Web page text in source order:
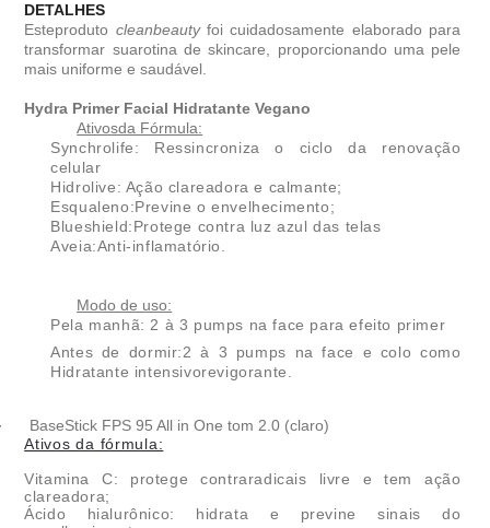
DETALHES
Esteproduto cleanbeautyfoi cuidadosamente elaborado para
transformar suarotina de skincare, proporcionando uma pele
mais uniforme e saudável.
Hydra Primer Facial Hidratante Vegano
Ativosda Fórmula:
Synchrolife: Ressincroniza o ciclo da renovação
celular
Hidrolive: Ação clareadora e calmante;
Esqualeno:Previne o envelhecimento;
Blueshield:Protege contra luz azul das telas
Aveia:Anti-inflamatório.
Modo de uso:
Pela manhã: 2 à 3 pumps na face para efeito primer
Antes de dormir:2 à 3 pumps na face e colo como
Hidratante intensivorevigorante.
BaseStick FPS 95 All in One tom 2.0 (claro)
Ativos da fórmula:
Vitamina C: protege contraradicais livre e tem ação
clareadora;
Ácido hialurônico: hidrata e previne sinais do